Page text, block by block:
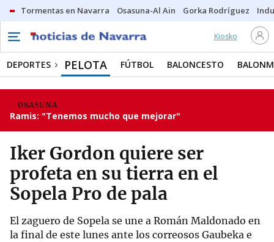
Tormentas en Navarra Osasuna-Al Ain Gorka Rodríguez
Kiosko
DEPORTES PELOTA FÚTBOL BALONCESTO
OSASUNA
Ramis: "Tenemos mucho que mejorar"
Iker Gordon quiere ser
profeta en su tierra en el
Sopela Pro de pala
El zaguero de Sopela se une a Román Maldonado en
la final de este lunes ante los correosos Gaubeka e